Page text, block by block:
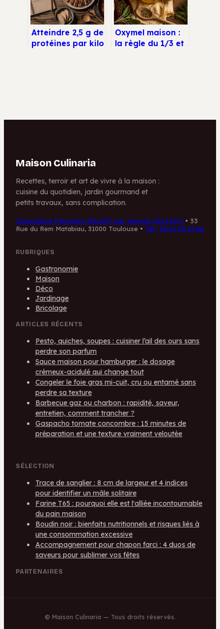
Atteindre 2,5 g de
protéines par kilo
Oxymel maison :
la règle du 1/3 et
Maison Culinaria
Recettes, terroir et art de vivre à la maison :
cuisine du quotidien, jardin gourmand et
petits travaux, sans complication.
Charcuterie Pâtissière MELSÀT par Yannick DELPECH • 33
Rue du Rem Matabiau, 31000 Toulouse • Tél : 05 61 38 19 86
RUBRIQUES
Gastronomie
Maison
Déco
Jardinage
Bricolage
ARTICLES RÉCENTS
Pesto, quiches, soupes : cuisiner l’ail des ours sans
perdre son parfum
Sauce maison pour hamburger : le dosage
crémeux-acidulé qui change tout
Congeler le foie gras mi-cuit, cru ou entamé sans
perdre sa texture
Barbecue gaz ou charbon : rapidité, saveur,
entretien, comment trancher ?
Gaspacho tomate concombre : 15 minutes de
préparation et une texture vraiment veloutée
SÉLECTION
Trace de sanglier : 8 cm de largeur et 4 indices
pour identifier un mâle solitaire
Farine T65 : pourquoi elle est l'alliée incontournable
du pain maison
Boudin noir : bienfaits nutritionnels et risques liés à
une consommation excessive
Accompagnement pour chapon farci : 4 duos de
saveurs pour sublimer vos fêtes
PARTENAIRES
© Maison Culinaria — Tous droits réservés.